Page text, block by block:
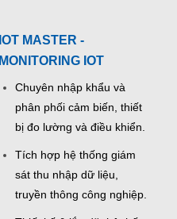
IOT MASTER -
MONITORING IOT
Chuyên nhập khẩu và
phân phối cảm biến, thiết
bị đo lường và điều khiển.
Tích hợp hệ thống giám
sát thu nhập dữ liệu,
truyền thông công nghiệp.